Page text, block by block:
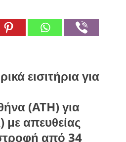
εισιτήρια για
(ATH) για
με απευθείας
από 34